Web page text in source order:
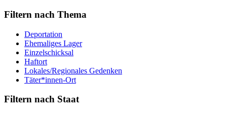
Filtern nach Thema
Deportation
Ehemaliges Lager
Einzelschicksal
Haftort
Lokales/Regionales Gedenken
Täter*innen-Ort
Filtern nach Staat